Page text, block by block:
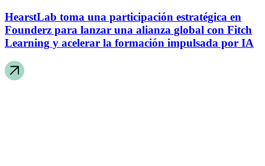
HearstLab toma una participación estratégica en
Founderz para lanzar una alianza global con Fitch
Learning y acelerar la formación impulsada por IA